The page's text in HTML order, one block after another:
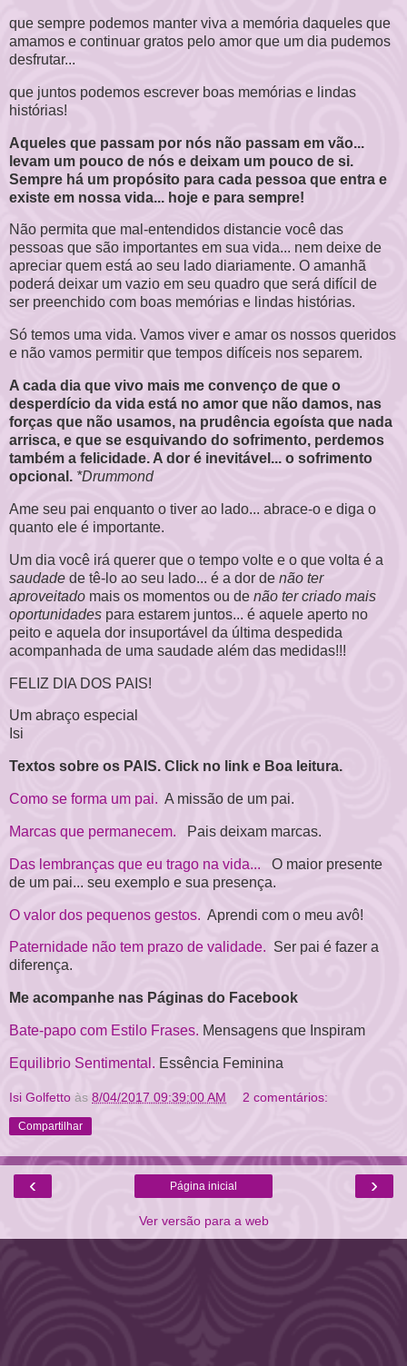
que sempre podemos manter viva a memória daqueles que
amamos e continuar gratos pelo amor que um dia pudemos
desfrutar...
que juntos podemos escrever boas memórias e lindas
histórias!
Aqueles que passam por nós não passam em vão...
levam um pouco de nós e deixam um pouco de si.
Sempre há um propósito para cada pessoa que entra e
existe em nossa vida... hoje e para sempre!
Não permita que mal-entendidos distancie você das
pessoas que são importantes em sua vida... nem deixe de
apreciar quem está ao seu lado diariamente. O amanhã
poderá deixar um vazio em seu quadro que será difícil de
ser preenchido com boas memórias e lindas histórias.
Só temos uma vida. Vamos viver e amar os nossos queridos
e não vamos permitir que tempos difíceis nos separem.
A cada dia que vivo mais me convenço de que o
desperdício da vida está no amor que não damos, nas
forças que não usamos, na prudência egoísta que nada
arrisca, e que se esquivando do sofrimento, perdemos
também a felicidade. A dor é inevitável... o sofrimento
opcional. *Drummond
Ame seu pai enquanto o tiver ao lado... abrace-o e diga o
quanto ele é importante.
Um dia você irá querer que o tempo volte e o que volta é a
saudade de tê-lo ao seu lado... é a dor de não ter
aproveitado mais os momentos ou de não ter criado mais
oportunidades para estarem juntos... é aquele aperto no
peito e aquela dor insuportável da última despedida
acompanhada de uma saudade além das medidas!!!
FELIZ DIA DOS PAIS!
Um abraço especial
Isi
Textos sobre os PAIS. Click no link e Boa leitura.
Como se forma um pai. A missão de um pai.
Marcas que permanecem. Pais deixam marcas.
Das lembranças que eu trago na vida... O maior presente
de um pai... seu exemplo e sua presença.
O valor dos pequenos gestos. Aprendi com o meu avô!
Paternidade não tem prazo de validade. Ser pai é fazer a
diferença.
Me acompanhe nas Páginas do Facebook
Bate-papo com Estilo Frases. Mensagens que Inspiram
Equilibrio Sentimental. Essência Feminina
Isi Golfetto às 8/04/2017 09:39:00 AM 2 comentários:
Compartilhar
‹ ›
Página inicial
Ver versão para a web